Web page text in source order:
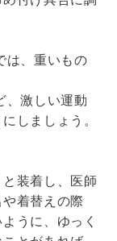
は、重いもの
、激しい運動
しましょう。
装着し、医師
着替えの際
うに、ゆっく